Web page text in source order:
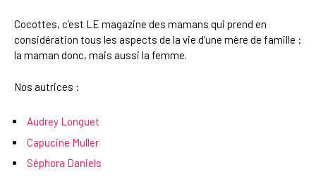
Cocottes, c’est LE magazine des mamans qui prend en
considération tous les aspects de la vie d’une mère de famille :
la maman donc, mais aussi la femme.
Nos autrices :
Audrey Longuet
Capucine Muller
Séphora Daniels